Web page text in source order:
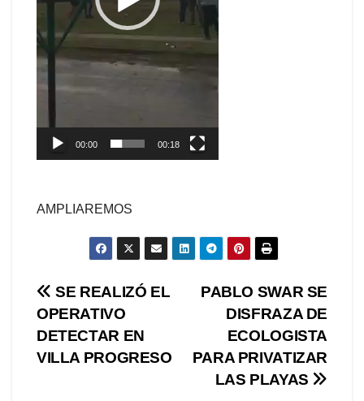
00:00 00:18
AMPLIAREMOS
Navegación
de
entradas
PABLO SWAR SE
DISFRAZA DE
ECOLOGISTA
PARA PRIVATIZAR
LAS PLAYAS
SE REALIZÓ EL
OPERATIVO
DETECTAR EN
VILLA PROGRESO